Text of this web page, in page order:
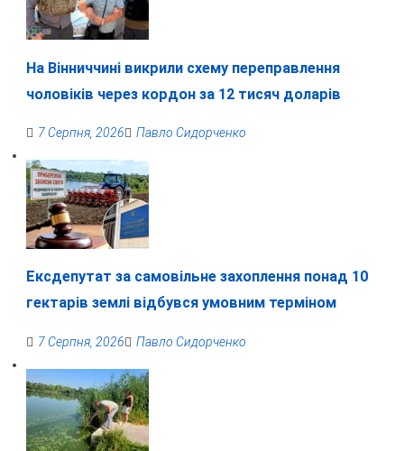
На Вінниччині викрили схему переправлення
чоловіків через кордон за 12 тисяч доларів
7 Серпня, 2026 Павло Сидорченко
Ексдепутат за самовільне захоплення понад 10
гектарів землі відбувся умовним терміном
7 Серпня, 2026 Павло Сидорченко